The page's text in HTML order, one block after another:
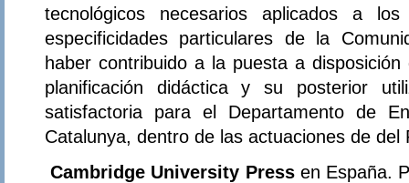
tecnológicos necesarios aplicados a
especificidades particulares de la
haber contribuido a la puesta a
planificación didáctica y su posterior
satisfactoria para el Departamento de
Catalunya, dentro de las actuaciones de del
Cambridge University Pressen España.